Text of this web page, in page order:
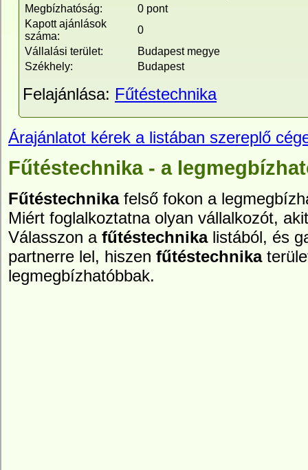
Megbízhatóság:
0 pont
Kapott ajánlások
száma:
0
Vállalási terület:
Budapest megye
Székhely:
Budapest
Felajánlása: Fűtéstechnika
Árajánlatot kérek a listában szereplő
Fűtéstechnika - a
Fűtéstechnikafelső fokon a
Miért foglalkoztatna olyan vállalkozót,
Válasszon a fűtéstechnikalistából, és
partnerre lel, hiszen fűtéstechnika
legmegbízhatóbbak.